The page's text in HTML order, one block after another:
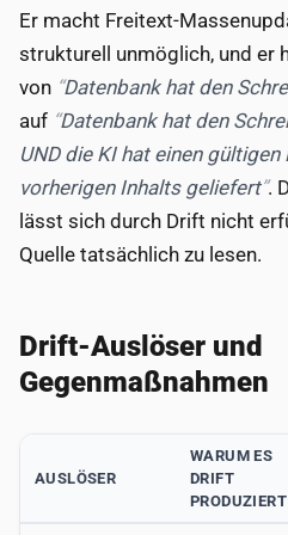
Er macht Freitext-
strukturell unmöglich, und er
von Datenbank hat den
auf Datenbank hat den
UND die KI hat einen
vorherigen Inhalts geliefert .
lässt sich durch Drift nicht
Quelle tatsächlich zu lesen.
Drift-Auslöser und
Gegenmaßnahmen
AUSLÖSER
WARUM ES
DRIFT
PRODUZIERT